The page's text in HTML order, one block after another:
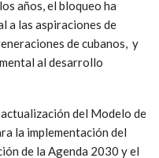
impuso el bloqueo a
año después de que
de la Revolución,
Los daños acumulados
del bloqueo alcanzan la
tomando en cuenta la